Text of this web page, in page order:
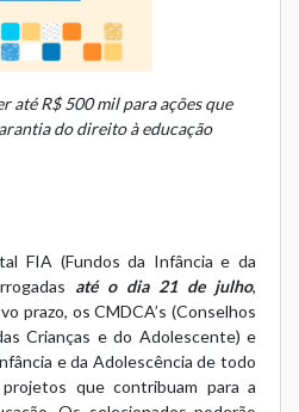
até R$ 500 mil para ações que
do direito à educação
FIA (Fundos da Infância e da
até o dia 21 de julho,
prazo, os CMDCA’s (Conselhos
Crianças e do Adolescente) e
e da Adolescência de todo
que contribuam para a